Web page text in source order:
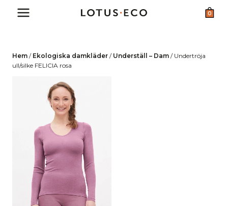
0
Hem / Ekologiska damkläder / Underställ – Dam / Undertröja
ull/silke FELICIA rosa